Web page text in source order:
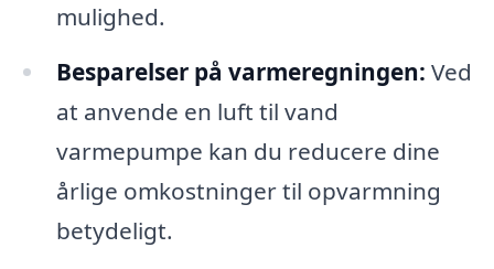
mulighed.
Besparelser på varmeregningen: Ved
at anvende en luft til vand
varmepumpe kan du reducere dine
årlige omkostninger til opvarmning
betydeligt.